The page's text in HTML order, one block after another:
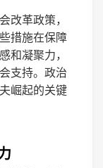
改革政策，
措施在保障
和凝聚力，
支持。政治
崛起的关键